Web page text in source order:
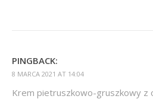
PINGBACK:
8 MARCA 2021 AT 14:04
Krem pietruszkowo-gruszkowy z